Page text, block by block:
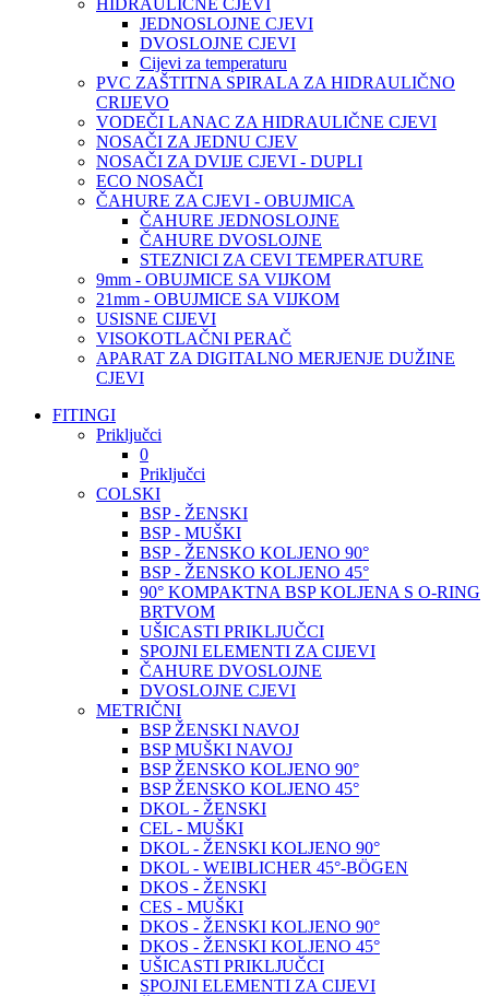
HIDRAULIČNE CJEVI
JEDNOSLOJNE CJEVI
DVOSLOJNE CJEVI
Cijevi za temperaturu
PVC ZAŠTITNA SPIRALA ZA HIDRAULIČNO
CRIJEVO
VODEČI LANAC ZA HIDRAULIČNE CJEVI
NOSAČI ZA JEDNU CJEV
NOSAČI ZA DVIJE CJEVI - DUPLI
ECO NOSAČI
ČAHURE ZA CJEVI - OBUJMICA
ČAHURE JEDNOSLOJNE
ČAHURE DVOSLOJNE
STEZNICI ZA CEVI TEMPERATURE
9mm - OBUJMICE SA VIJKOM
21mm - OBUJMICE SA VIJKOM
USISNE CIJEVI
VISOKOTLAČNI PERAČ
APARAT ZA DIGITALNO MERJENJE DUŽINE
CJEVI
FITINGI
Priključci
0
Priključci
COLSKI
BSP - ŽENSKI
BSP - MUŠKI
BSP - ŽENSKO KOLJENO 90°
BSP - ŽENSKO KOLJENO 45°
90° KOMPAKTNA BSP KOLJENA S O-RING
BRTVOM
UŠICASTI PRIKLJUČCI
SPOJNI ELEMENTI ZA CIJEVI
ČAHURE DVOSLOJNE
DVOSLOJNE CJEVI
METRIČNI
BSP ŽENSKI NAVOJ
BSP MUŠKI NAVOJ
BSP ŽENSKO KOLJENO 90°
BSP ŽENSKO KOLJENO 45°
DKOL - ŽENSKI
CEL - MUŠKI
DKOL - ŽENSKI KOLJENO 90°
DKOL - WEIBLICHER 45°-BÖGEN
DKOS - ŽENSKI
CES - MUŠKI
DKOS - ŽENSKI KOLJENO 90°
DKOS - ŽENSKI KOLJENO 45°
UŠICASTI PRIKLJUČCI
SPOJNI ELEMENTI ZA CIJEVI